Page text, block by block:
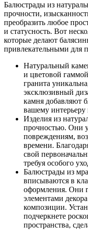
Балюстрады из
прочности,
преобразить любое
и статусность. Вот
которые делают
привлекательными для
Натуральный
и цветовой
гранита
эксклюзивный
камня добавляют
вашему интерьеру
Изделия из
прочностью. Они
повреждениям,
времени.
свой
требуя особого
Балюстрады из
вписываются в
оформления. Они
элементами
композиции.
подчеркнете
пространства,